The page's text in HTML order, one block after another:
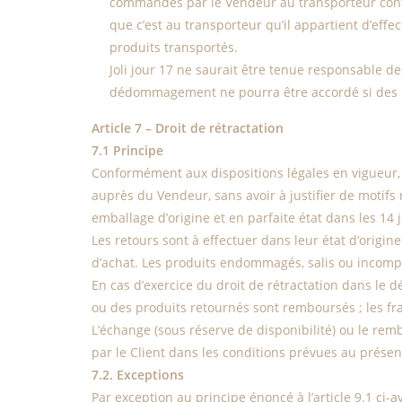
que c’est au transporteur qu’il appartient
produits transportés.
Joli jour 17 ne saurait être tenue responsable
dédommagement ne pourra être accordé si
Article 7 – Droit de rétractation
7.1 Principe
Conformément aux dispositions légales en
auprès du Vendeur, sans avoir à justifier de
emballage d’origine et en parfaite état dans les
Les retours sont à effectuer dans leur état
d’achat. Les produits endommagés, salis ou
En cas d’exercice du droit de rétractation dans le
ou des produits retournés sont remboursés ; les
L’échange (sous réserve de disponibilité) ou le
par le Client dans les conditions prévues au
7.2. Exceptions
Par exception au principe énoncé à l’article 9.1